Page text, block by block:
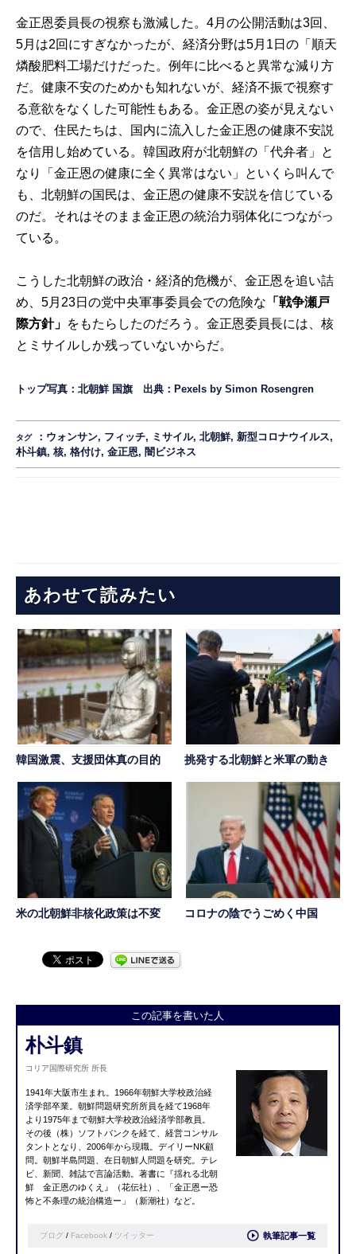
金正恩委員長の視察も激減した。4月の公開活動は3回、
5月は2回にすぎなかったが、経済分野は5月1日の「順天
燐酸肥料工場だけだった。例年に比べると異常な減り方
だ。健康不安のためかも知れないが、経済不振で視察す
る意欲をなくした可能性もある。金正恩の姿が見えない
ので、住民たちは、国内に流入した金正恩の健康不安説
を信用し始めている。韓国政府が北朝鮮の「代弁者」と
なり「金正恩の健康に全く異常はない」といくら叫んで
も、北朝鮮の国民は、金正恩の健康不安説を信じている
のだ。それはそのまま金正恩の統治力弱体化につながっ
ている。
こうした北朝鮮の政治・経済的危機が、金正恩を追い詰
め、5月23日の党中央軍事委員会での危険な 「戦争瀬戸
際方針」 をもたらしたのだろう。金正恩委員長には、核
とミサイルしか残っていないからだ。
トップ写真：北朝鮮 国旗 出典：Pexels by Simon Rosengren
タグ ： ウォンサン, フィッチ, ミサイル,北朝鮮,新型コロナウイルス,
朴斗鎮,核,格付け,金正恩, 闇ビジネス
あわせて読みたい
韓国激震、支援団体真の目的 挑発する北朝鮮と米軍の動き
米の北朝鮮非核化政策は不変 コロナの陰でうごめく中国
この記事を書いた人
朴斗鎮
コリア国際研究所 所長
1941年大阪市生まれ。1966年朝鮮大学校政治経
済学部卒業。朝鮮問題研究所所員を経て1968年
より1975年まで朝鮮大学校政治経済学部教員。
その後（株）ソフトバンクを経て、経営コンサル
タントとなり、2006年から現職。デイリーNK顧
問。朝鮮半島問題、在日朝鮮人問題を研究。テレ
ビ、新聞、雑誌で言論活動。著書に『揺れる北朝
鮮 金正恩のゆくえ 』（花伝社）、「金正恩ー恐
怖と不条理の統治構造ー」（新潮社）など。
ブログ / Facebook / ツイッター 執筆記事一覧